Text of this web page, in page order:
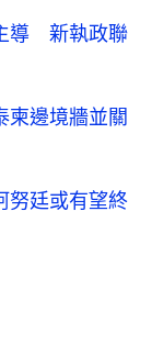
導 新執政聯
柬邊境牆並關
廷或有望終